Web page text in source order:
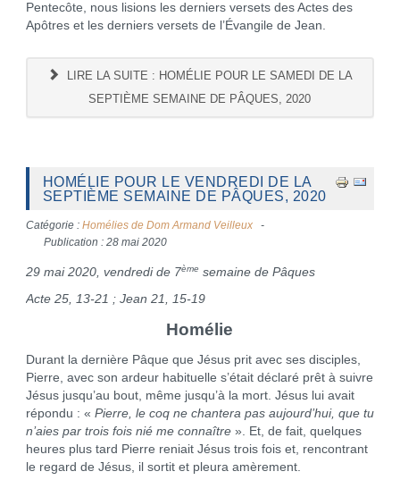
Pentecôte, nous lisions les derniers versets des Actes des
Apôtres et les derniers versets de l’Évangile de Jean.
LIRE LA SUITE : HOMÉLIE POUR LE SAMEDI DE LA
SEPTIÈME SEMAINE DE PÂQUES, 2020
HOMÉLIE POUR LE VENDREDI DE LA
SEPTIÈME SEMAINE DE PÂQUES, 2020
Catégorie : Homélies de Dom Armand Veilleux
Publication : 28 mai 2020
29 mai 2020, vendredi de 7ème semaine de Pâques
Acte 25, 13-21 ; Jean 21, 15-19
Homélie
Durant la dernière Pâque que Jésus prit avec ses disciples,
Pierre, avec son ardeur habituelle s’était déclaré prêt à suivre
Jésus jusqu’au bout, même jusqu’à la mort. Jésus lui avait
répondu : « Pierre, le coq ne chantera pas aujourd’hui, que tu
n’aies par trois fois nié me connaître». Et, de fait, quelques
heures plus tard Pierre reniait Jésus trois fois et, rencontrant
le regard de Jésus, il sortit et pleura amèrement.